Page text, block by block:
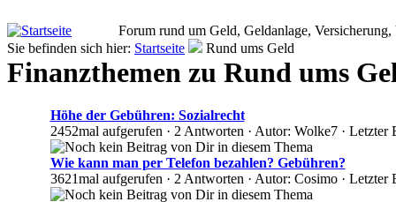
Forum rund um Geld, Geldanlage,
Sie befinden sich hier: Startseite Rund ums Geld
Finanzthemen zu Rund ums
Höhe der Gebühren: Sozialrecht
2452mal aufgerufen · 2 Antworten · Autor: Wolke7 ·
Wie kann man per Telefon bezahlen? Gebühren?
3621mal aufgerufen · 2 Antworten · Autor: Cosimo ·